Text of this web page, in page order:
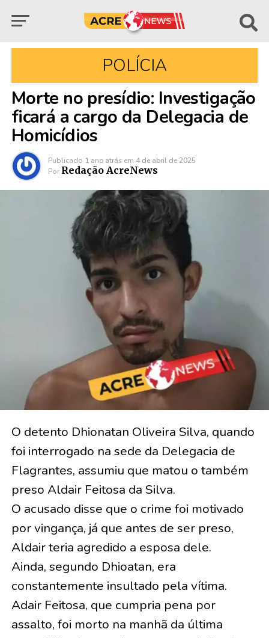
POLÍCIA
Morte no presídio: Investigação
ficará a cargo da Delegacia de
Homicídios
Publicado 1 ano atrás em 4 de abril de 2025
Por Redação AcreNews
O detento Dhionatan Oliveira Silva, quando
foi interrogado na sede da Delegacia de
Flagrantes, assumiu que matou o também
preso Aldair Feitosa da Silva.
O acusado disse que o crime foi motivado
por vingança, já que antes de ser preso,
Aldair teria agredido a esposa dele.
Ainda, segundo Dhioatan, era
constantemente insultado pela vítima.
Adair Feitosa, que cumpria pena por
assalto, foi morto na manhã da última